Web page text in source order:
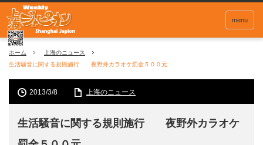
menu
ホーム
上海のニュース
生活騒音に関する規則施行 夜野外カラオケ罰金５００元
2013/3/8 上海のニュース
生活騒音に関する規則施行 夜野外カラオケ